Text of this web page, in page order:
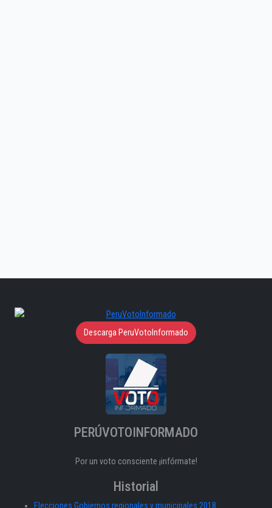
Descarga PeruVotoInformado
PERÚVOTOINFORMADO
Por un voto consciente ¡infórmate!
Historial